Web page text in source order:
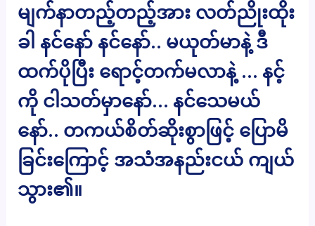
မျက်နာတည့်တည့်အား လတ်ညိုးထိုး
ခါ နင်နော် နင်နော်.. မယုတ်မာနဲ့ ဒီ
ထက်ပိုပြီး ရောင့်တက်မလာနဲ့ … နင့်
ကို ငါသတ်မှာနော်… နင်သေမယ်
နော်.. တကယ်စိတ်ဆိုးစွာဖြင့် ပြောမိ
ခြင်းကြောင့် အသံအနည်းငယ် ကျယ်
သွား၏။